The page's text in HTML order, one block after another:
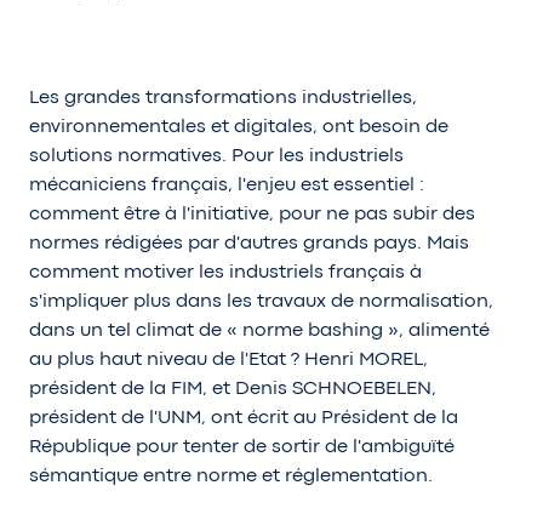
Les grandes transformations industrielles,
environnementales et digitales, ont besoin de
solutions normatives. Pour les industriels
mécaniciens français, l'enjeu est essentiel :
comment être à l'initiative, pour ne pas subir des
normes rédigées par d'autres grands pays. Mais
comment motiver les industriels français à
s'impliquer plus dans les travaux de normalisation,
dans un tel climat de « norme bashing », alimenté
au plus haut niveau de l'Etat ? Henri MOREL,
président de la FIM, et Denis SCHNOEBELEN,
président de l'UNM, ont écrit au Président de la
République pour tenter de sortir de l'ambiguïté
sémantique entre norme et réglementation.